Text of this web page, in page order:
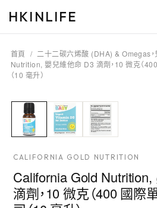
HKINLIFE
首頁 / 二十二碳六烯酸 (DHA) & Omegas，
Nutrition, 嬰兒維他命 D3 滴劑，10 微克（
（10 毫升）
CALIFORNIA GOLD NUTRITION
California Gold
滴劑，10 微克（400 國際